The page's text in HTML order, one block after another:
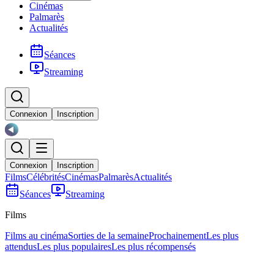
Cinémas
Palmarès
Actualités
Séances
Streaming
Connexion Inscription
Connexion Inscription
FilmsCélébritésCinémasPalmarèsActualités
Séances
Streaming
Films
Films au cinémaSorties de la semaineProchainementLes plus
attendusLes plus populairesLes plus récompensés